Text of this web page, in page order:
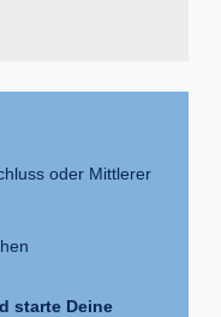
oder Mittlerer
starte Deine